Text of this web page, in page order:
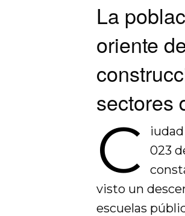
La
oriente
sectores
C
023
visto un
escuelas